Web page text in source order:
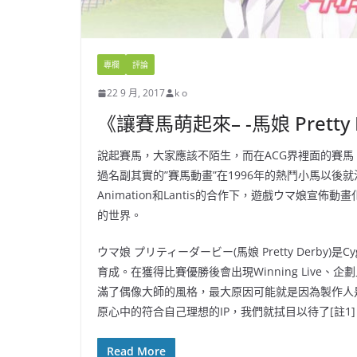
專欄 評論
22 9 月, 2017 k o
《讓賽馬萌起來– -馬娘
說起賽馬，大家應該不陌生，而在ACG界裡面的賽
過名副其實的”賽馬動畫”在1996年的熱鬥小馬以後
Animation和Lantis的合作下，遊戲ウマ娘宣佈動畫
的世界。
ウマ娘 プリティーダービー(馬娘 Pretty Derby)是
育成。在獲得比賽優勝後會出現Winning Live、企
滿了偶像大師的風格，最大原因可能就是因為製作
原心中的符合自己理想的IP，我們就拭目以待了[註
Read More